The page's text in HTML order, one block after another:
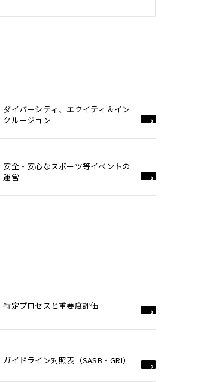
ダイバーシティ、エクイティ＆イン
クルージョン
安全・安心なスポーツ等イベントの
運営
特定プロセスと重要度評価
ガイドライン対照表（SASB・GRI）